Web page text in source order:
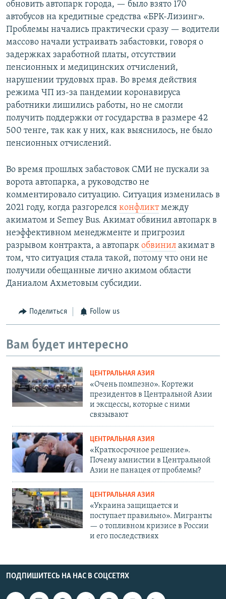
обновить автопарк города, — было взято 170
автобусов на кредитные средства «БРК-Лизинг».
Проблемы начались практически сразу — водители
массово начали устраивать забастовки, говоря о
задержках заработной платы, отсутствии
пенсионных и медицинских отчислений,
нарушении трудовых прав. Во время действия
режима ЧП из-за пандемии коронавируса
работники лишились работы, но не смогли
получить поддержки от государства в размере 42
500 тенге, так как у них, как выяснилось, не было
пенсионных отчислений.
Во время прошлых забастовок СМИ не пускали за
ворота автопарка, а руководство не
комментировало ситуацию. Ситуация изменилась в
2021 году, когда разгорелся конфликтмежду
акиматом и Semey Bus. Акимат обвинил автопарк в
неэффективном менеджменте и пригрозил
разрывом контракта, а автопарк обвинил акимат в
том, что ситуация стала такой, потому что они не
получили обещанные лично акимом области
Даниалом Ахметовым субсидии.
Поделиться Follow us
Вам будет интересно
ЦЕНТРАЛЬНАЯ АЗИЯ
«Очень помпезно». Кортежи
президентов в Центральной Азии
и эксцессы, которые с ними
связывают
ЦЕНТРАЛЬНАЯ АЗИЯ
«Краткосрочное решение».
Почему амнистии в Центральной
Азии не панацея от проблемы?
ЦЕНТРАЛЬНАЯ АЗИЯ
«Украина защищается и
поступает правильно». Мигранты
— о топливном кризисе в России
и его последствиях
ПОДПИШИТЕСЬ НА НАС В СОЦСЕТЯХ